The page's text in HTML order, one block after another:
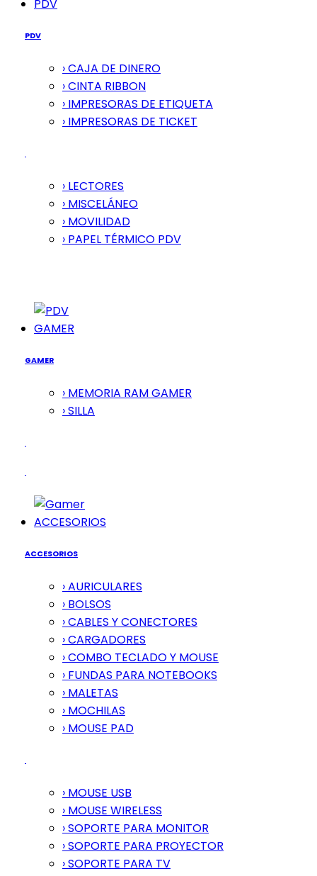
PDV
PDV
› CAJA DE DINERO
› CINTA RIBBON
› IMPRESORAS DE ETIQUETA
› IMPRESORAS DE TICKET
› LECTORES
› MISCELÁNEO
› MOVILIDAD
› PAPEL TÉRMICO PDV
GAMER
GAMER
› MEMORIA RAM GAMER
› SILLA
ACCESORIOS
ACCESORIOS
› AURICULARES
› BOLSOS
› CABLES Y CONECTORES
› CARGADORES
› COMBO TECLADO Y MOUSE
› FUNDAS PARA NOTEBOOKS
› MALETAS
› MOCHILAS
› MOUSE PAD
› MOUSE USB
› MOUSE WIRELESS
› SOPORTE PARA MONITOR
› SOPORTE PARA PROYECTOR
› SOPORTE PARA TV